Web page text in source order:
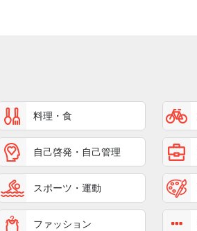
料理・食
自己啓発・自己管理
スポーツ・運動
ファッション